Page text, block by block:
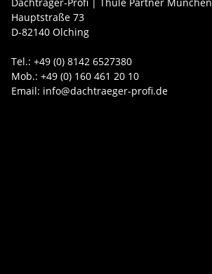
Hauptstraße 73
D-82140 Olching
Tel.: +49 (0) 8142 6527380
Mob.: +49 (0) 160 461 20 10
Email: info@dachtraeger-profi.de